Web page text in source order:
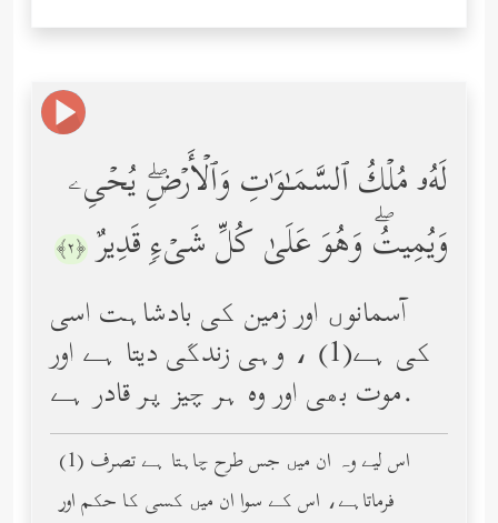
لَهُۥ مُلۡكُ ٱلسَّمَـٰوَ ٰ⁠تِ وَٱلۡأَرۡضِۖ یُحۡیِۦ
وَیُمِیتُۖ وَهُوَ عَلَىٰ كُلِّ شَیۡءࣲ قَدِیرٌ ﴿٢﴾
آسمانوں اور زمین کی بادشاہت اسی
کی ہے(1) ، وہی زندگی دیتا ہے اور
موت بھی اور وه ہر چیز پر قادر ہے.
(1) اس لیے وہ ان میں جس طرح چاہتا ہے تصرف
فرماتاہے، اس کے سوا ان میں کسی کا حکم اور